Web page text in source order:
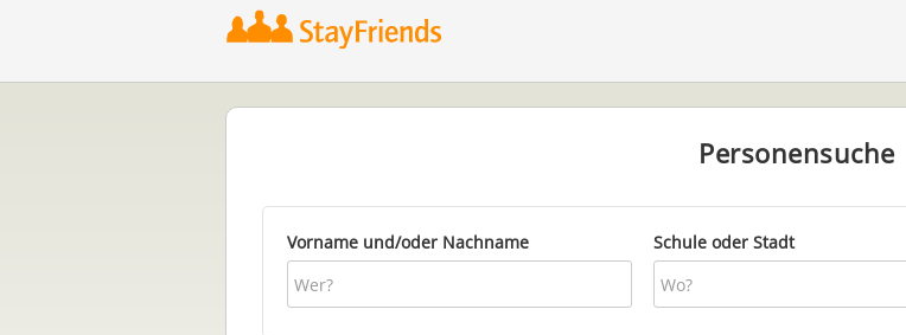
Personensuche
Vorname und/oder Nachname Schule oder Stadt